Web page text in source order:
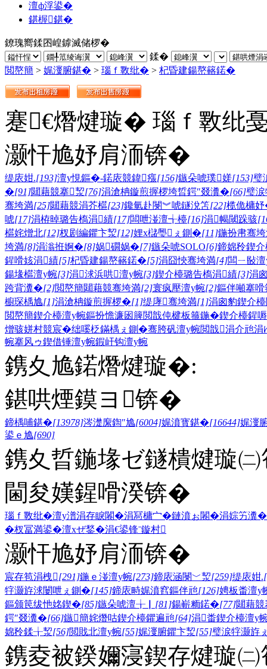
澶ф浮鍙�
鍖楃鍖�
鐐瑰嚮鍒囨崲鎼滅储椤�
鍒�
閲嶅簡 > 娓濅腑鍖� > 瑙ｆ斁纰� > 杞昏建鍚嶅簵鍩�
蹇€熸煡璇� 瑙ｆ斁纰
灏忓尯妤肩洏锛�
缇庡姏.[193]澶у悓鏂�-鍩庡競鍏瘬[156]鏃朵唬璞嫅[153]璧
�[91]閮藉競搴洯[76]涓滄柟鏇煎搱椤垮晢鍔″叕瀵�[66]璧
骞垮満[25]閮藉競涓芥櫙[23]鑱氫赴閿︾唬鐩涗笘[22]榄佹槦
唬[17]涓栫晫璐告槗涓績[17]闆呭湴澶╅檯[16]涓幆閾跺骇
櫙姹熷北[12]杈剧編鑺卞洯[12]娌х櫧璺ぇ鍘�[11]鍦扮帇骞
垮満[8]涓滃拰婀�[8]娲礀娲�[7]鏃朵唬SOLO[6]鍗婂矝鍥
鍟嗗姟涓績[5]杞昏建鍚嶅簵鍩�[5]涓囧悏骞垮満[4]闆ㄧ敯
鍚堟櫙澶у帵[3]涓浗浜哄澶у帵[3]鍥介檯璐告槗涓績[3]涓
跨背瀵�[2]閲嶅簡閮藉競骞垮満[2]寰疯壓澶у帵[2]鏂伴噸搴
櫥琛楀尯[1]涓滄柟鏇煎搱椤�[1]缇庨骞垮満[1]涓囪豹鍥介
閲嶅簡鍥介檯澶у帵鏂扮憺濂囦簲閲戠伅楗板箍鍦�鍥介檯鍟
熷骇姘村競宸�绌嗘柉鏋楀ぇ鍘�骞胯矾澶у帵閲戠涓介兘涓
帵搴风ゥ鍥借锤澶у帵鍜屽钩澶у帵
鎸夊尯鍩熸煡璇�:
鍖哄煙鏌ヨ锛�
鍗楀哺鍖�[13978]涔濋緳鍧″尯[6004]娓濆寳鍖�[16644]娓濅
鍙ｅ尯[690]
鎸夊晢鍦堟ゼ鐩樻煡璇
閫夋嫨鍟嗗湀锛�
瑙ｆ斁纰�澶у潽涓存睙闂�涓冩槦宀�鏈濆ぉ闂�涓婃竻瀵�
�杈冨満鍙�澶хぜ鍫�涓€鍙锋ˉ鏇村
灏忓尯妤肩洏锛�
宸存笣涓栧[291]鍦ｅ湴澶у帵[273]鍗庡涵閿﹀洯[259]缇庡姏.
牸灏斿浗闄呭ぇ鍘�[145]鍗庡畤娓濆窞鏂伴兘[126]娉板畨澶у
鏂颁笢绂忚姳鍥�[85]鏃朵唬澶╁▏ [81]鍚嶄粫鍩�[77]閮藉
鍔″叕瀵�[66]鏃簡姹熸咕鍥介檯鑺遍兘[64]涓畨鍥介檯澶у
婂矝鍒╁洯[56]閲戝北澶у帵[55]娓濅腑鑺卞洯[55]璧涙牸灏斿
鎸夌被鍨嬭寖鍥存煡璇